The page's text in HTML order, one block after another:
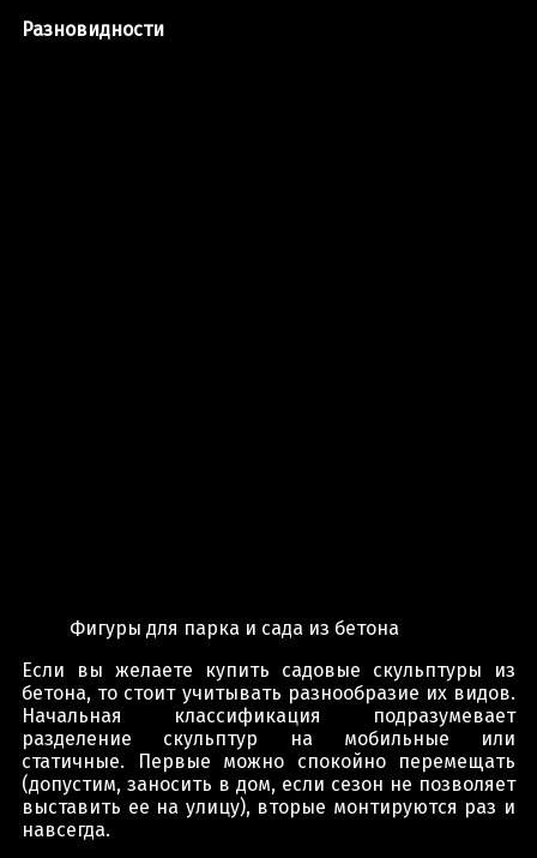
Разновидности
Фигуры для парка и сада из бетона
Если вы желаете купить садовые скульптуры из
бетона, то стоит учитывать разнообразие их видов.
Начальная классификация подразумевает
разделение скульптур на мобильные или
статичные. Первые можно спокойно перемещать
(допустим, заносить в дом, если сезон не позволяет
выставить ее на улицу), вторые монтируются раз и
навсегда.